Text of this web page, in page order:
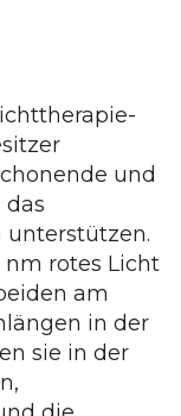
und
unterstützen.
rotes Licht
am
in der
sie in der